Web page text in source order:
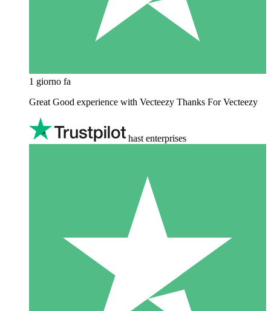
1 giorno fa
Great Good experience with Vecteezy Thanks For Vecteezy
hast enterprises